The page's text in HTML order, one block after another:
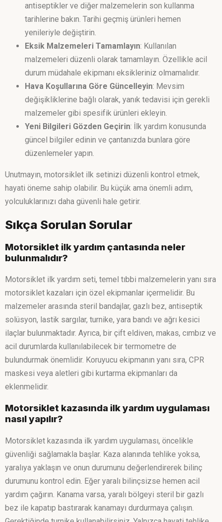
antiseptikler ve diğer malzemelerin son kullanma
tarihlerine bakın. Tarihi geçmiş ürünleri hemen
yenileriyle değiştirin.
Eksik Malzemeleri Tamamlayın: Kullanılan
malzemeleri düzenli olarak tamamlayın. Özellikle acil
durum müdahale ekipmanı eksikleriniz olmamalıdır.
Hava Koşullarına Göre Güncelleyin: Mevsim
değişikliklerine bağlı olarak, yanık tedavisi için gerekli
malzemeler gibi spesifik ürünleri ekleyin.
Yeni Bilgileri Gözden Geçirin: İlk yardım konusunda
güncel bilgiler edinin ve çantanızda bunlara göre
düzenlemeler yapın.
Unutmayın, motorsiklet ilk setinizi düzenli kontrol etmek,
hayati öneme sahip olabilir. Bu küçük ama önemli adım,
yolculuklarınızı daha güvenli hale getirir.
Sıkça Sorulan Sorular
Motorsiklet ilk yardım çantasında neler
bulunmalıdır?
Motorsiklet ilk yardım seti, temel tıbbi malzemelerin yanı sıra
motorsiklet kazaları için özel ekipmanlar içermelidir. Bu
malzemeler arasında steril bandajlar, gazlı bez, antiseptik
solüsyon, lastik sargılar, turnike, yara bandı ve ağrı kesici
ilaçlar bulunmaktadır. Ayrıca, bir çift eldiven, makas, cımbız ve
acil durumlarda kullanılabilecek bir termometre de
bulundurmak önemlidir. Koruyucu ekipmanın yanı sıra, CPR
maskesi veya aletleri gibi kurtarma ekipmanları da
eklenmelidir.
Motorsiklet kazasında ilk yardım uygulaması
nasıl yapılır?
Motorsiklet kazasında ilk yardım uygulaması, öncelikle
güvenliği sağlamakla başlar. Kaza alanında tehlike yoksa,
yaralıya yaklaşın ve onun durumunu değerlendirerek bilinç
durumunu kontrol edin. Eğer yaralı bilinçsizse hemen acil
yardım çağırın. Kanama varsa, yaralı bölgeyi steril bir gazlı
bez ile kapatıp bastırarak kanamayı durdurmaya çalışın.